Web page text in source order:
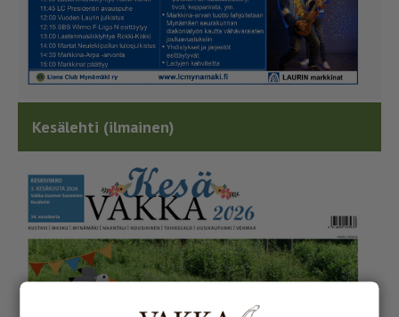
Kesälehti (ilmainen)